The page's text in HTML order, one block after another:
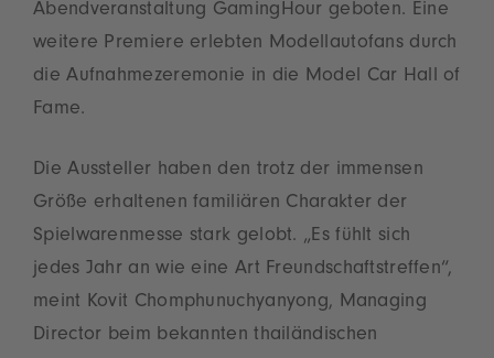
Abendveranstaltung GamingHour geboten. Eine
weitere Premiere erlebten Modellautofans durch
die Aufnahmezeremonie in die Model Car Hall of
Fame.
Die Aussteller haben den trotz der immensen
Größe erhaltenen familiären Charakter der
Spielwarenmesse stark gelobt. „Es fühlt sich
jedes Jahr an wie eine Art Freundschaftstreffen“,
meint Kovit Chomphunuchyanyong, Managing
Director beim bekannten thailändischen